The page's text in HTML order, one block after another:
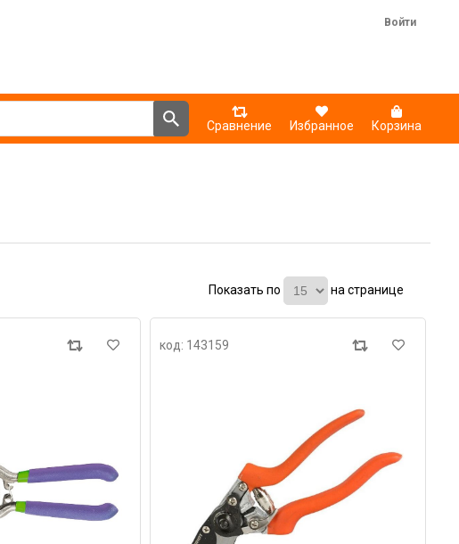
Войти
Сравнение Избранное Корзина
Показать по на странице
код: 143159